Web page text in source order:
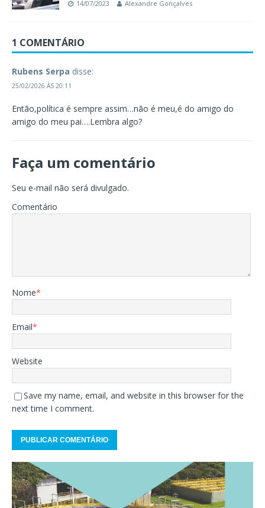
14/07/2023 Alexandre Gonçalves
1 COMENTÁRIO
Rubens Serpa disse:
25/02/2026 ÀS 20:11
Então,política é sempre assim…não é meu,é do amigo do
amigo do meu pai….Lembra algo?
Faça um comentário
Seu e-mail não será divulgado.
Comentário
Nome*
Email*
Website
Save my name, email, and website in this browser for the
next time I comment.